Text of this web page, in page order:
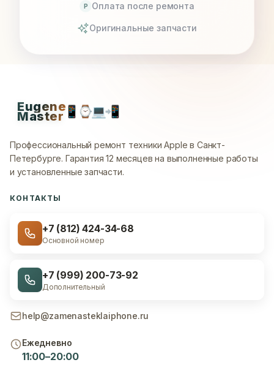
P Оплата после ремонта
Оригинальные запчасти
Eugene
Master📱 ⌚💻📲
Профессиональный ремонт техники Apple в Санкт-
Петербурге. Гарантия 12 месяцев на выполненные работы
и установленные запчасти.
КОНТАКТЫ
+7 (812) 424-34-68
Основной номер
+7 (999) 200-73-92
Дополнительный
help@zamenasteklaiphone.ru
Ежедневно
11:00–20:00